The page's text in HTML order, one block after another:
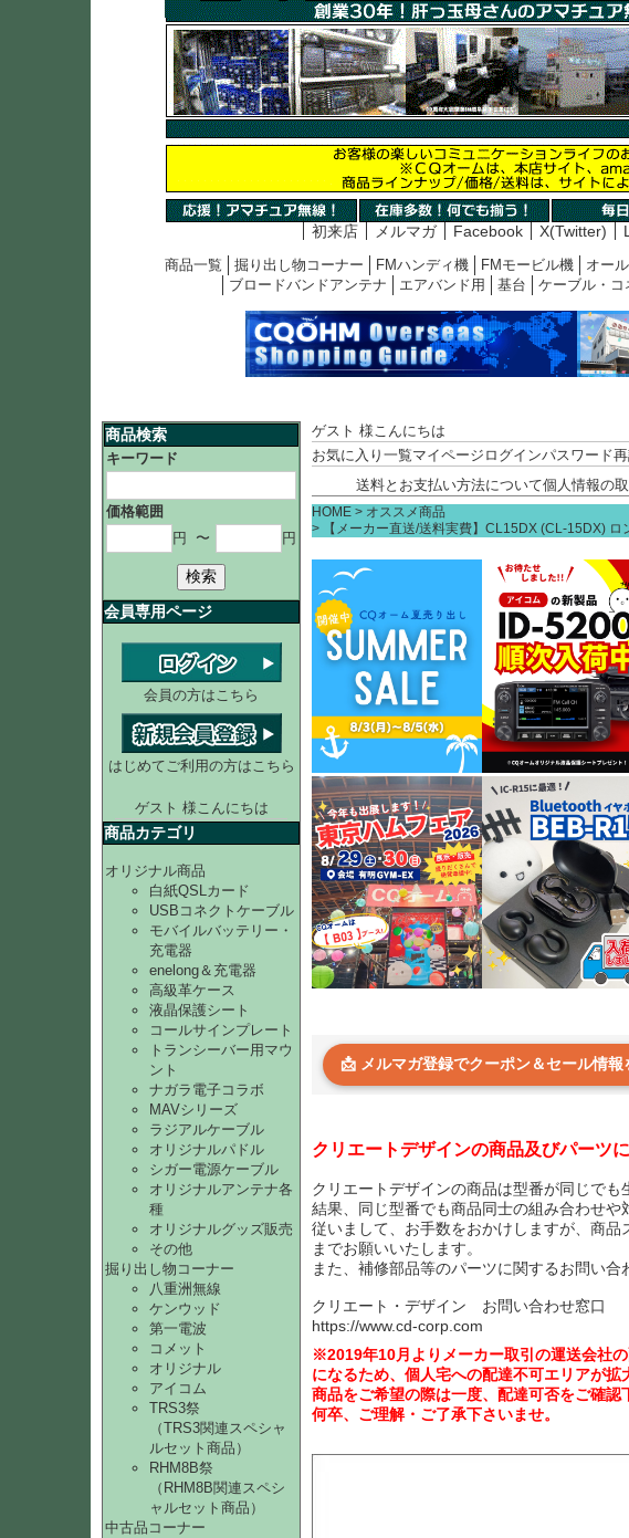
初来店 メルマガ Facebook X(Twitter)
商品一覧 掘り出し物コーナー FMハンディ機 FMモービル機 オー
ブロードバンドアンテナ
エアバンド用 基台 ケーブル・コ
商品検索
キーワード
価格範囲
円
〜 円
検索
会員専用ページ
会員の方はこちら
はじめてご利用の方はこちら
ゲスト 様こんにちは
商品カテゴリ
オリジナル商品
白紙QSLカード
USBコネクトケーブル
モバイルバッテリー・
充電器
enelong＆充電器
高級革ケース
液晶保護シート
コールサインプレート
トランシーバー用マウ
ント
ナガラ電子コラボ
MAVシリーズ
ラジアルケーブル
オリジナルパドル
シガー電源ケーブル
オリジナルアンテナ各
種
オリジナルグッズ販売
その他
掘り出し物コーナー
八重洲無線
ケンウッド
第一電波
コメット
オリジナル
アイコム
TRS3祭
（TRS3関連スペシャ
ルセット商品）
RHM8B祭
（RHM8B関連スペシ
ャルセット商品）
中古品コーナー
ゲスト 様こんにちは
お気に入り一覧マイページ ログインパスワード
送料とお支払い方法について個人情報の
HOME
オススメ商品
【メーカー直送/送料実費】CL15DX (CL-15DX)
📩 メルマガ登録でクーポン＆セール情報
クリエートデザインの商品及びパーツ
クリエートデザインの商品は型番が同じでも
結果、同じ型番でも商品同士の組み合わせや
従いまして、お手数をおかけしますが、商
までお願いいたします。
また、補修部品等のパーツに関するお問い合
クリエート・デザイン お問い合わせ窓口
https://www.cd-corp.com
※2019年10月よりメーカー取引の運送会社
になるため、個人宅への配達不可エリアが拡
商品をご希望の際は一度、配達可否をご確認
何卒、ご理解・ご了承下さいませ。